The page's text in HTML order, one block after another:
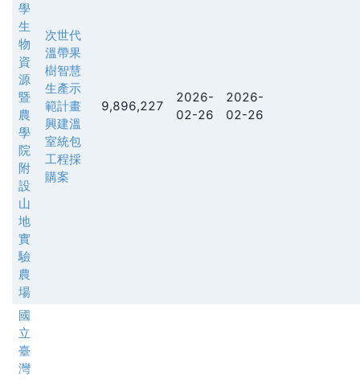
學
生
物
資
源
暨
農
學
院
附
設
山
地
實
驗
農
場
次世代
溫帶果
樹智慧
生產示
範計畫
興建溫
室統包
工程採
購案
9,896,227
2026-
02-26
2026-
02-26
國
立
臺
灣